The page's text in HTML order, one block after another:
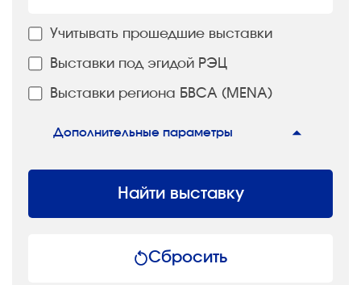
Учитывать прошедшие выставки
Выставки под эгидой РЭЦ
Выставки региона БВСА (MENA)
Дополнительные параметры
Найти выставку
Сбросить